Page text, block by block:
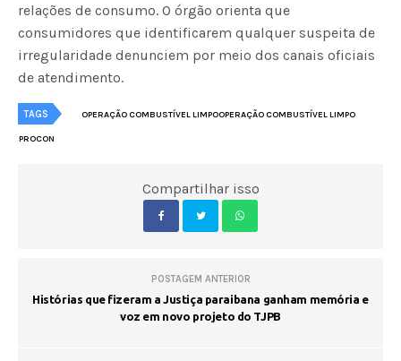
relações de consumo. O órgão orienta que
consumidores que identificarem qualquer suspeita de
irregularidade denunciem por meio dos canais oficiais
de atendimento.
TAGS OPERAÇÃO COMBUSTÍVEL LIMPOOPERAÇÃO COMBUSTÍVEL LIMPO
PROCON
Compartilhar isso
POSTAGEM ANTERIOR
Histórias que fizeram a Justiça paraibana ganham memória e
voz em novo projeto do TJPB